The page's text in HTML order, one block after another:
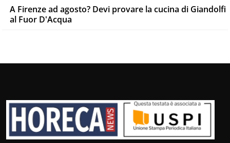
A Firenze ad agosto? Devi provare la cucina di Giandolfi
al Fuor D'Acqua